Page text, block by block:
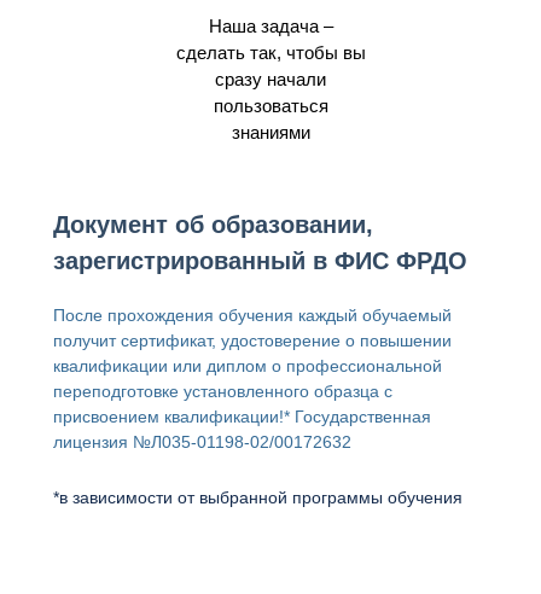
Наша задача –
сделать так, чтобы вы
сразу начали
пользоваться
знаниями
Документ об образовании,
зарегистрированный в ФИС ФРДО
После прохождения обучения каждый обучаемый
получит сертификат, удостоверение о повышении
квалификации или диплом о профессиональной
переподготовке установленного образца с
присвоением квалификации!* Государственная
лицензия №Л035-01198-02/00172632
*в зависимости от выбранной программы обучения